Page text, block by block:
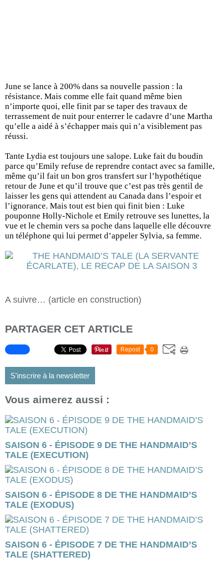
June se lance à 200% dans sa nouvelle passion : la
résistance. Mais comme elle fait quand même bien
n’importe quoi, elle finit par se taper des travaux de
terrassement de nuit pour enterrer le cadavre d’une Martha
qu’elle a aidé à s’échapper mais qui n’a visiblement pas
réussi.
Tante Lydia est toujours une salope. Luke fait du boudin
parce qu’Emily refuse de reprendre contact avec sa famille,
même qu’il fait un bon gros transfert sur l’hypothétique
retour de June et qu’il trouve que c’est pas très gentil de
laisser les gens qui attendent au Canada dans l’espoir et
l’ignorance. Mais tout est bien qui finit bien : Luke
pouponne Holly-Nichole et Emily retrouve ses lunettes, la
vue et le chemin vers sa poche dans laquelle elle découvre
un téléphone qui lui permet d’appeler Sylvia, sa femme.
A suivre… (article en construction)
PARTAGER CET ARTICLE
Repost 0
S'inscrire à la newsletter
Vous aimerez aussi :
SAISON 6 - ÉPISODE 9 DE THE HANDMAID’S
TALE (EXECUTION)
SAISON 6 - ÉPISODE 8 DE THE HANDMAID’S
TALE (EXODUS)
SAISON 6 - ÉPISODE 7 DE THE HANDMAID’S
TALE (SHATTERED)